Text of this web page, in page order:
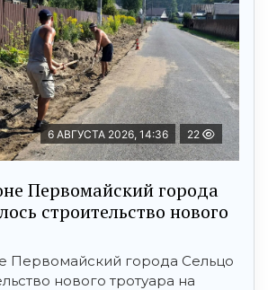
6 АВГУСТА 2026, 14:36 22
Первомайский города
строительство нового
Первомайский города Сельцо
нового тротуара на